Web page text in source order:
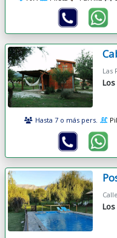
Las
Hasta 7 o más pers.